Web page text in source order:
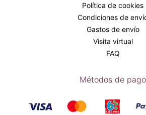
Política de cookies
Condiciones de
Gastos de envío
Visita virtual
FAQ
Métodos de pago